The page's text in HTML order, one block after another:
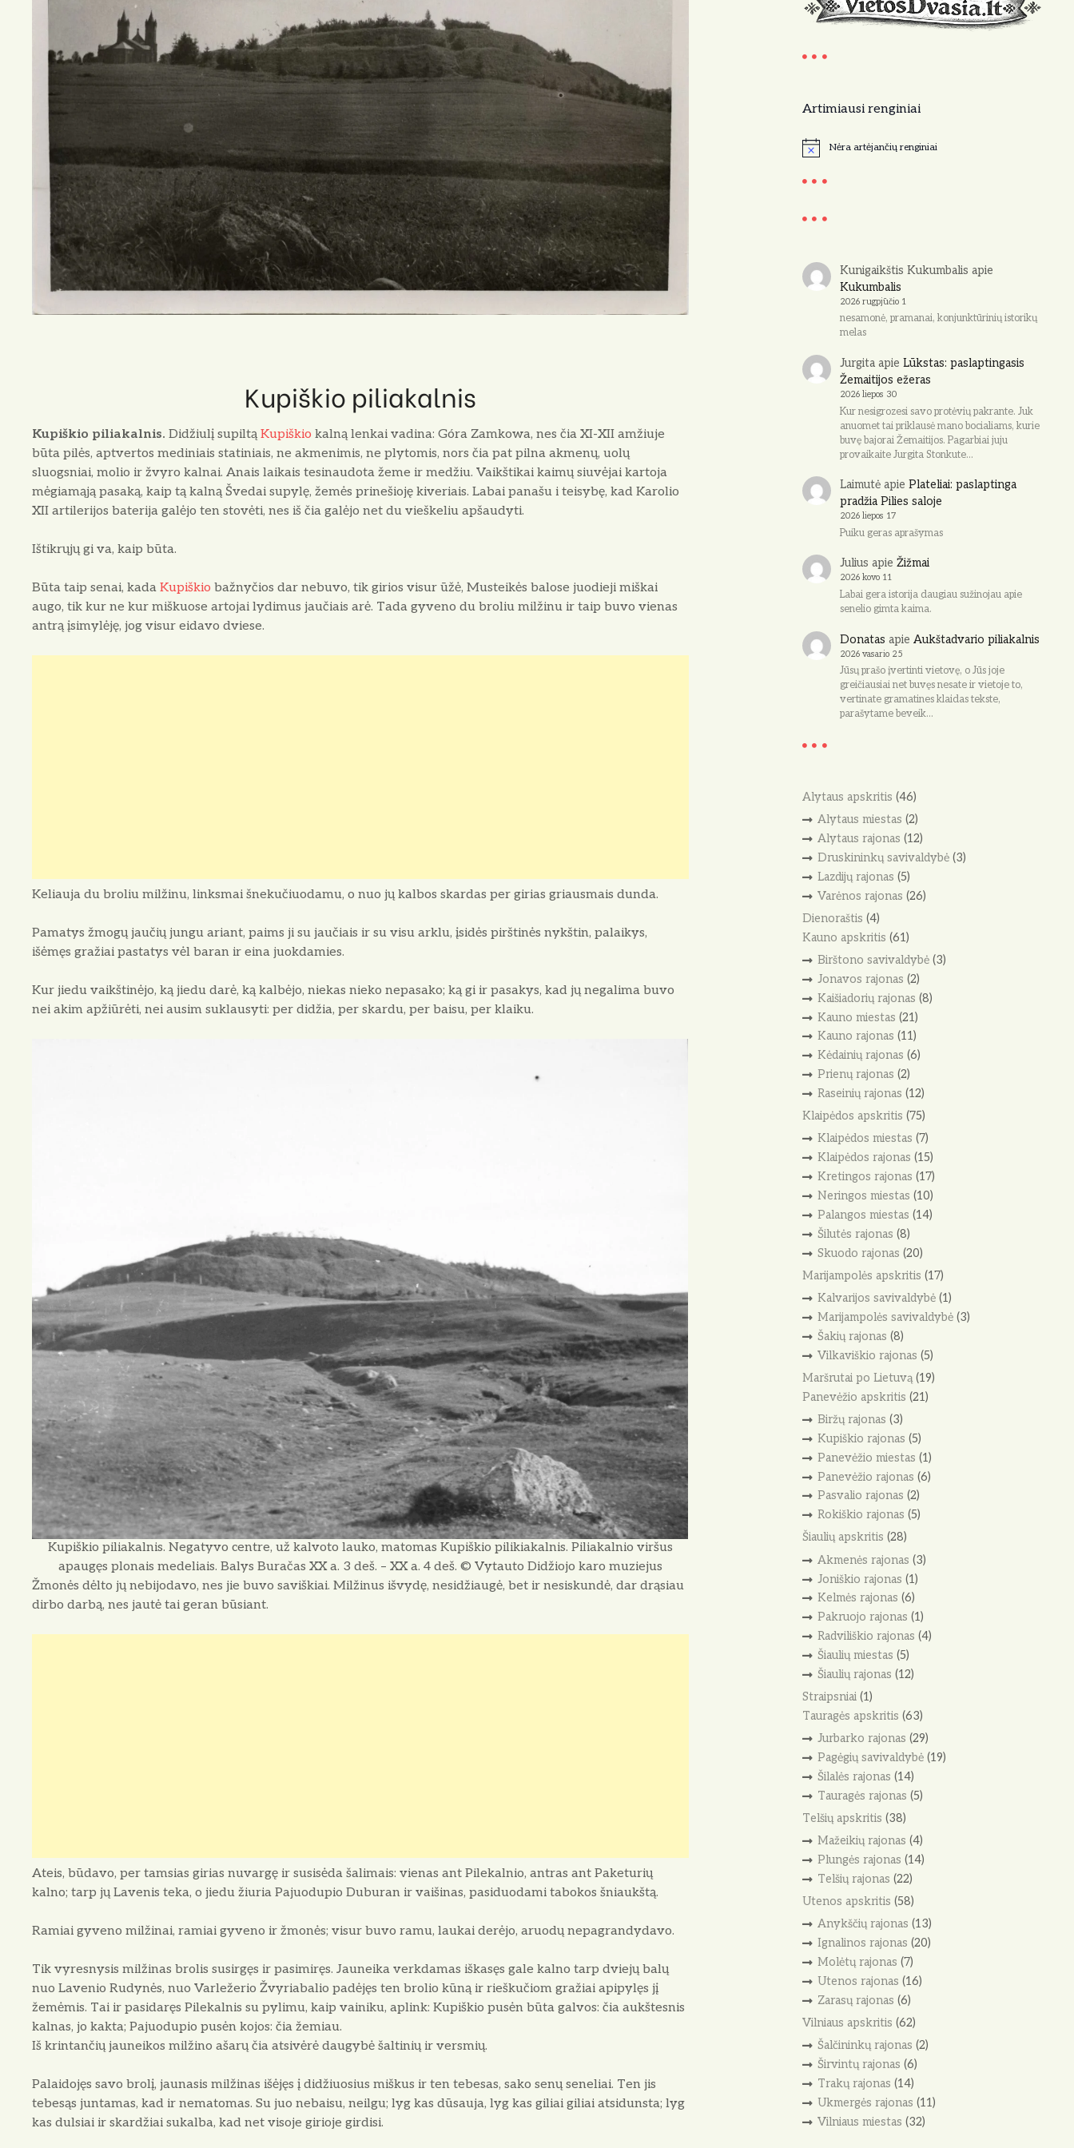
Kupiškio piliakalnis
Kupiškio piliakalnis. Didžiulį supiltą Kupiškio kalną lenkai vadina: Góra Zamkowa, nes čia XI-XII amžiuje
būta pilės, aptvertos mediniais statiniais, ne akmenimis, ne plytomis, nors čia pat pilna akmenų, uolų
sluogsniai, molio ir žvyro kalnai. Anais laikais tesinaudota žeme ir medžiu. Vaikštikai kaimų siuvėjai kartoja
mėgiamąją pasaką, kaip tą kalną Švedai supylę, žemės prinešioję kiveriais. Labai panašu i teisybę, kad Karolio
XII artilerijos baterija galėjo ten stovėti, nes iš čia galėjo net du vieškeliu apšaudyti.
Ištikrųjų gi va, kaip būta.
Būta taip senai, kada Kupiškio bažnyčios dar nebuvo, tik girios visur ūžė, Musteikės balose juodieji miškai
augo, tik kur ne kur miškuose artojai lydimus jaučiais arė. Tada gyveno du broliu milžinu ir taip buvo vienas
antrą įsimylėję, jog visur eidavo dviese.
Keliauja du broliu milžinu, linksmai šnekučiuodamu, o nuo jų kalbos skardas per girias griausmais dunda.
Pamatys žmogų jaučių jungu ariant, paims ji su jaučiais ir su visu arklu, įsidės pirštinės nykštin, palaikys,
išėmęs gražiai pastatys vėl baran ir eina juokdamies.
Kur jiedu vaikštinėjo, ką jiedu darė, ką kalbėjo, niekas nieko nepasako; ką gi ir pasakys, kad jų negalima buvo
nei akim apžiūrėti, nei ausim suklausyti: per didžia, per skardu, per baisu, per klaiku.
Kupiškio piliakalnis. Negatyvo centre, už kalvoto lauko, matomas Kupiškio pilikiakalnis. Piliakalnio viršus
apaugęs plonais medeliais. Balys Buračas XX a. 3 deš. – XX a. 4 deš. © Vytauto Didžiojo karo muziejus
Žmonės dėlto jų nebijodavo, nes jie buvo saviškiai. Milžinus išvydę, nesidžiaugė, bet ir nesiskundė, dar drąsiau
dirbo darbą, nes jautė tai geran būsiant.
Ateis, būdavo, per tamsias girias nuvargę ir susisėda šalimais: vienas ant Pilekalnio, antras ant Paketurių
kalno; tarp jų Lavenis teka, o jiedu žiuria Pajuodupio Duburan ir vaišinas, pasiduodami tabokos šniaukštą.
Ramiai gyveno milžinai, ramiai gyveno ir žmonės; visur buvo ramu, laukai derėjo, aruodų nepagrandydavo.
Tik vyresnysis milžinas brolis susirgęs ir pasimiręs. Jauneika verkdamas iškasęs gale kalno tarp dviejų balų
nuo Lavenio Rudynės, nuo Varležerio Žvyriabalio padėjęs ten brolio kūną ir rieškučiom gražiai apipylęs jį
žemėmis. Tai ir pasidaręs Pilekalnis su pylimu, kaip vainiku, aplink: Kupiškio pusėn būta galvos: čia aukštesnis
kalnas, jo kakta; Pajuodupio pusėn kojos: čia žemiau.
Iš krintančių jauneikos milžino ašarų čia atsivėrė daugybė šaltinių ir versmių.
Palaidojęs savo brolį, jaunasis milžinas išėjęs į didžiuosius miškus ir ten tebesas, sako senų seneliai. Ten jis
tebesąs juntamas, kad ir nematomas. Su juo nebaisu, neilgu; lyg kas dūsauja, lyg kas giliai giliai atsidunsta; lyg
kas dulsiai ir skardžiai sukalba, kad net visoje girioje girdisi.
Artimiausi renginiai
N
t
e
Nėra artėjančių renginiai
Kunigaikštis Kukumbalis apie
Kukumbalis
2026 rugpjūčio 1
nesamonė, pramanai, konjunktūrinių istorikų
melas
Jurgitaapie Lūkstas: paslaptingasis
Žemaitijos ežeras
2026 liepos 30
Kur nesigrozesi savo protėvių pakrante. Juk
anuomet tai priklausė mano bocialiams, kurie
buvę bajorai Žemaitijos. Pagarbiai juju
provaikaite Jurgita Stonkute…
Laimutėapie Plateliai: paslaptinga
pradžia Pilies saloje
2026 liepos 17
Puiku geras aprašymas
Julius apie Žižmai
2026 kovo 11
Labai gera istorija daugiau sužinojau apie
senelio gimta kaima.
Donatas apie Aukštadvario piliakalnis
2026 vasario 25
Jūsų prašo įvertinti vietovę, o Jūs joje
greičiausiai net buvęs nesate ir vietoje to,
vertinate gramatines klaidas tekste,
parašytame beveik…
Alytaus apskritis (46)
Alytaus miestas (2)
Alytaus rajonas (12)
Druskininkų savivaldybė(3)
Lazdijų rajonas (5)
Varėnos rajonas (26)
Dienoraštis (4)
Kauno apskritis (61)
Birštono savivaldybė(3)
Jonavos rajonas (2)
Kaišiadorių rajonas (8)
Kauno miestas (21)
Kauno rajonas (11)
Kėdainių rajonas (6)
Prienų rajonas (2)
Raseinių rajonas (12)
Klaipėdos apskritis (75)
Klaipėdos miestas (7)
Klaipėdos rajonas (15)
Kretingos rajonas (17)
Neringos miestas (10)
Palangos miestas (14)
Šilutės rajonas (8)
Skuodo rajonas (20)
Marijampolės apskritis (17)
Kalvarijos savivaldybė(1)
Marijampolės savivaldybė(3)
Šakių rajonas (8)
Vilkaviškio rajonas (5)
Maršrutai po Lietuvą(19)
Panevėžio apskritis (21)
Biržų rajonas (3)
Kupiškio rajonas (5)
Panevėžio miestas (1)
Panevėžio rajonas (6)
Pasvalio rajonas (2)
Rokiškio rajonas (5)
Šiaulių apskritis (28)
Akmenės rajonas (3)
Joniškio rajonas (1)
Kelmės rajonas (6)
Pakruojo rajonas (1)
Radviliškio rajonas (4)
Šiaulių miestas (5)
Šiaulių rajonas (12)
Straipsniai (1)
Tauragės apskritis (63)
Jurbarko rajonas (29)
Pagėgių savivaldybė(19)
Šilalės rajonas (14)
Tauragės rajonas (5)
Telšių apskritis (38)
Mažeikių rajonas (4)
Plungės rajonas (14)
Telšių rajonas (22)
Utenos apskritis (58)
Anykščių rajonas (13)
Ignalinos rajonas (20)
Molėtų rajonas (7)
Utenos rajonas (16)
Zarasų rajonas (6)
Vilniaus apskritis (62)
Šalčininkų rajonas (2)
Širvintų rajonas (6)
Trakų rajonas (14)
Ukmergės rajonas (11)
Vilniaus miestas (32)